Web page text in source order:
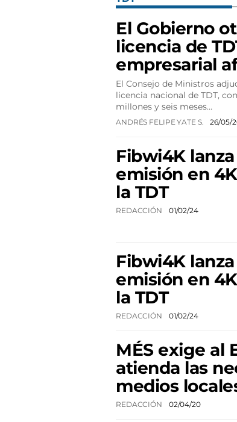
El Gobierno
licencia de
empresarial
El Consejo de Ministros
licencia nacional de TDT,
millones y seis meses…
ANDRÉS FELIPE YATE S. 26/05/
Fibwi4K
emisión en
la TDT
REDACCIÓN 01/02/24
Fibwi4K
emisión en
la TDT
REDACCIÓN 01/02/24
MÉS exige al
atienda las
medios
REDACCIÓN 02/04/20